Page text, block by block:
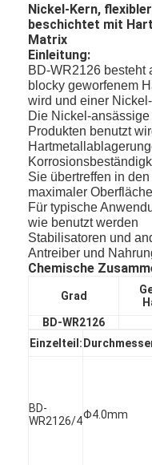
Nickel-Kern,
beschichtet mit
Matrix
Einleitung:
BD-WR2126 besteht
blocky geworfenem
wird und einer
Die Nickel-
Produkten benutzt
Sie übertreffen in
maximaler
Für typische
wie benutzt werden
Stabilisatoren und
Antreiber und
Chemische
Grad
BD-WR2126
Einzelteil:
BD-
WR2126/4Φ4.0mm